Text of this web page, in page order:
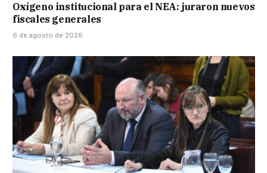
Oxígeno institucional para el NEA: juraron nuevos
fiscales generales
6 de agosto de 2026